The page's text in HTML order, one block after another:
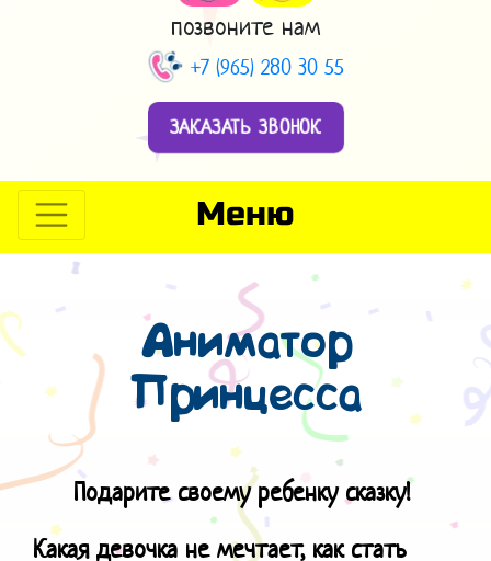
позвоните нам
+7 (965) 280 30 55
ЗАКАЗАТЬ ЗВОНОК
Меню
Аниматор
Принцесса
Подарите своему ребенку сказку!
Какая девочка не мечтает, как стать